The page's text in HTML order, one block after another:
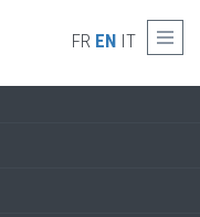
FR EN IT
& BIOLOGIE